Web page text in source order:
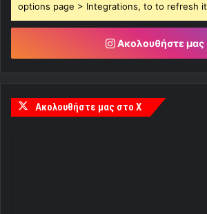
options page > Integrations, to to refresh
Ακολουθήστε μας
Ακολουθήστε μας στο X